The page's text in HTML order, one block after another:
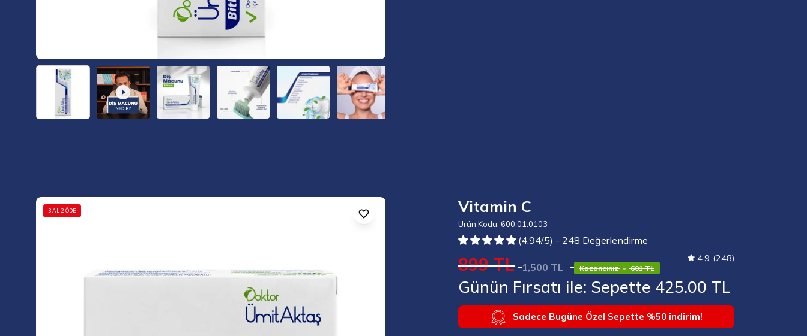
3 AL 2 ÖDE
Görseli
aç
Vitamin C
Ürün Kodu: 600.01.0103
(4.94/5) - 248 Değerlendirme
899 TL 1,500 TL Kazancınız • 601 TL
4.9 (248)
Günün Fırsatı ile: Sepette 425.00 TL
Sadece Bugüne Özel Sepette %50 indirim!